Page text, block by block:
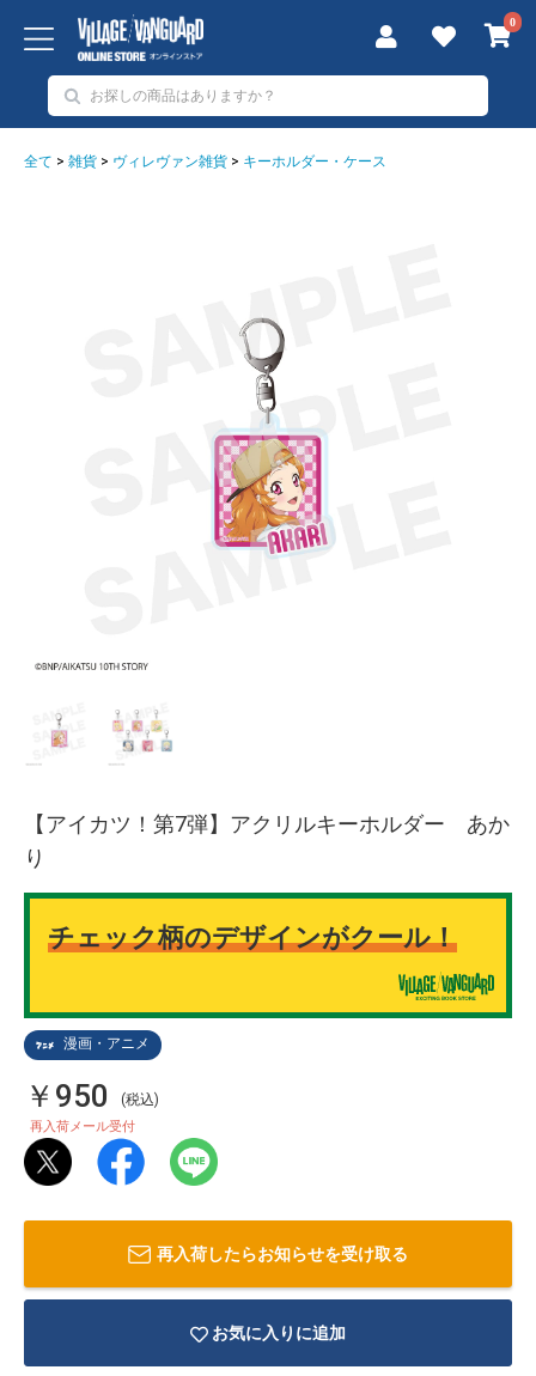
0
全て > 雑貨 > ヴィレヴァン雑貨 > キーホルダー・ケース
漫画・アニメ
【アイカツ！第7弾】アクリルキーホルダー あか
り
チェック柄のデザインがクール！
￥950 (税込)
再入荷メール受付
再入荷したらお知らせを受け取る
お気に入りに追加